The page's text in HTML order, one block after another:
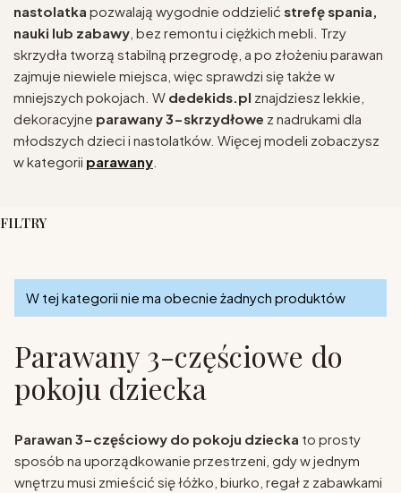
nastolatka pozwalają wygodnie oddzielić strefę spania,
nauki lub zabawy , bez remontu i ciężkich mebli. Trzy
skrzydła tworzą stabilną przegrodę, a po złożeniu parawan
zajmuje niewiele miejsca, więc sprawdzi się także w
mniejszych pokojach. W dedekids.pl znajdziesz lekkie,
dekoracyjne parawany 3-skrzydłowe z nadrukami dla
młodszych dzieci i nastolatków. Więcej modeli zobaczysz
w kategorii parawany
FILTRY
Lista produktów
W tej kategorii nie ma obecnie żadnych produktów
Parawany 3-częściowe do
pokoju dziecka
Parawan 3-częściowy do pokoju dziecka to prosty
sposób na uporządkowanie przestrzeni, gdy w jednym
wnętrzu musi zmieścić się łóżko, biurko, regał z zabawkami